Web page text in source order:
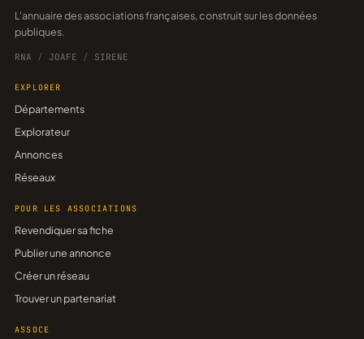
L'annuaire des associations françaises, construit sur les données
publiques.
RNA / JOAFE / SIRENE
EXPLORER
Départements
Explorateur
Annonces
Réseaux
POUR LES ASSOCIATIONS
Revendiquer sa fiche
Publier une annonce
Créer un réseau
Trouver un partenariat
ASSOCE